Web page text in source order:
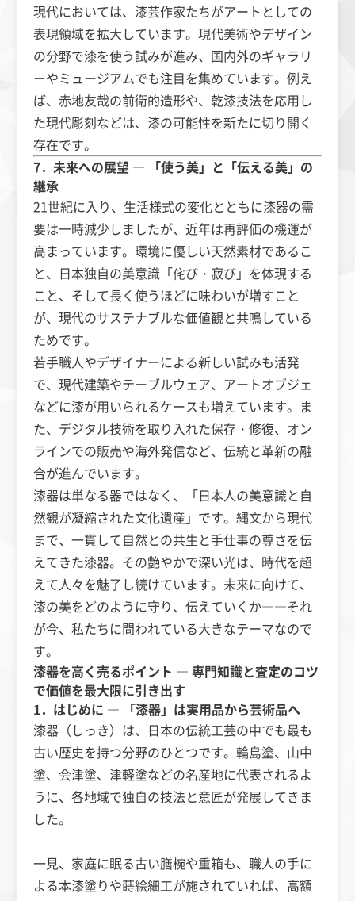
現代においては、漆芸作家たちがアートとしての
表現領域を拡大しています。現代美術やデザイン
の分野で漆を使う試みが進み、国内外のギャラリ
ーやミュージアムでも注目を集めています。例え
ば、赤地友哉の前衛的造形や、乾漆技法を応用し
た現代彫刻などは、漆の可能性を新たに切り開く
存在です。
7．未来への展望 ― 「使う美」と「伝える美」の
継承
21世紀に入り、生活様式の変化とともに漆器の需
要は一時減少しましたが、近年は再評価の機運が
高まっています。環境に優しい天然素材であるこ
と、日本独自の美意識「侘び・寂び」を体現する
こと、そして長く使うほどに味わいが増すこと
が、現代のサステナブルな価値観と共鳴している
ためです。
若手職人やデザイナーによる新しい試みも活発
で、現代建築やテーブルウェア、アートオブジェ
などに漆が用いられるケースも増えています。ま
た、デジタル技術を取り入れた保存・修復、オン
ラインでの販売や海外発信など、伝統と革新の融
合が進んでいます。
漆器は単なる器ではなく、「日本人の美意識と自
然観が凝縮された文化遺産」です。縄文から現代
まで、一貫して自然との共生と手仕事の尊さを伝
えてきた漆器。その艶やかで深い光は、時代を超
えて人々を魅了し続けています。未来に向けて、
漆の美をどのように守り、伝えていくか――それ
が今、私たちに問われている大きなテーマなので
す。
漆器を高く売るポイント ― 専門知識と査定のコツ
で価値を最大限に引き出す
1．はじめに ― 「漆器」は実用品から芸術品へ
漆器（しっき）は、日本の伝統工芸の中でも最も
古い歴史を持つ分野のひとつです。輪島塗、山中
塗、会津塗、津軽塗などの名産地に代表されるよ
うに、各地域で独自の技法と意匠が発展してきま
した。
一見、家庭に眠る古い膳椀や重箱も、職人の手に
よる本漆塗りや蒔絵細工が施されていれば、高額